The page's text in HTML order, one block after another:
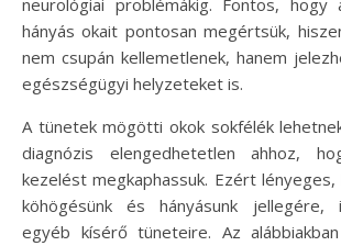
neurológiai problémákig. Fontos,
hányás okait pontosan megértsük,
nem csupán kellemetlenek, hanem
egészségügyi helyzeteket is.
A tünetek mögötti okok sokfélék
diagnózis elengedhetetlen ahhoz,
kezelést megkaphassuk. Ezért
köhögésünk és hányásunk jellegére,
egyéb kísérő tüneteire. Az